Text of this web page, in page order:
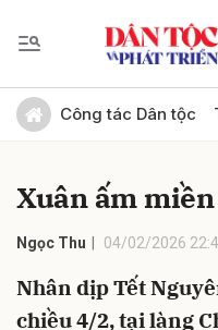
Công tác Dân tộc
Xuân ấm
Ngọc Thu 04/02/2026
Nhân dịp Tết
chiều 4/2, tại làng
Gửi bình luận